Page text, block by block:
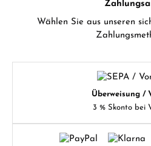
Wählen Sie aus unseren
Überweisung /
3 % Skonto bei